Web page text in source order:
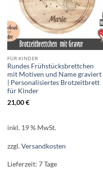
FÜR KINDER
Rundes Frühstücksbrettchen
mit Motiven und Name graviert
| Personalisiertes Brotzeitbrett
für Kinder
21,00€
inkl. 19 % MwSt.
zzgl.Versandkosten
Lieferzeit: 7 Tage